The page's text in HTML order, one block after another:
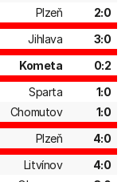
Plzeň
2:0
Jihlava
3:0
Kometa
0:2
Sparta
1:0
Chomutov
1:0
Plzeň
4:0
Litvínov
4:0